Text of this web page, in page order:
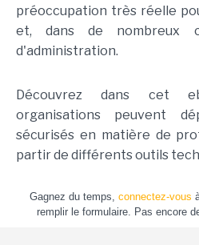
préoccupation très réelle
et, dans de nombreux
d'administration.
Découvrez dans cet
organisations peuvent
sécurisés en matière de
partir de différents outils
Gagnez du temps, connectez-vous
remplir le formulaire. Pas encore